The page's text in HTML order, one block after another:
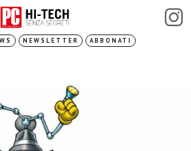
NEWSLETTER ABBONATI